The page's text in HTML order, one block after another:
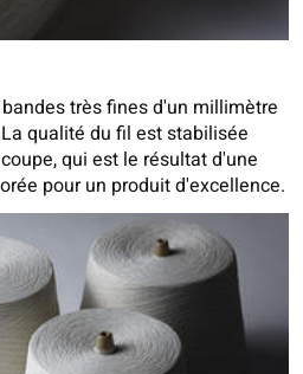
très fines d'un millimètre
qualité du fil est stabilisée
qui est le résultat d'une
pour un produit d'excellence.